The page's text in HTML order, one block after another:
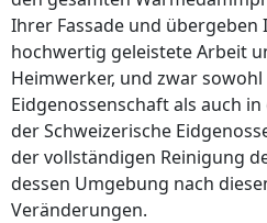
Ihrer Fassade und
hochwertig geleistete Arbeit
Heimwerker, und zwar sowohl
Eidgenossenschaftals auch
der Schweizerische
der vollständigen Reinigung
dessen Umgebung nach
Veränderungen.